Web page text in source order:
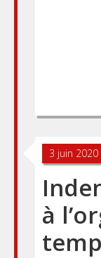
3 juin 2020
à